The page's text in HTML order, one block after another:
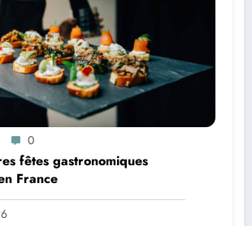
0
fêtes gastronomiques
France